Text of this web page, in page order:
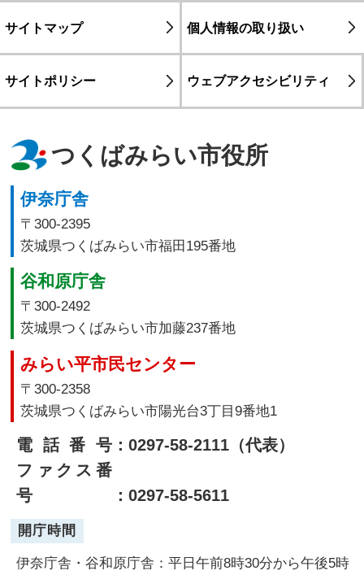
サイトマップ 個人情報の取り扱い
サイトポリシー ウェブアクセシビリティ
つくばみらい市役所
伊奈庁舎
〒300-2395
茨城県つくばみらい市福田195番地
谷和原庁舎
〒300-2492
茨城県つくばみらい市加藤237番地
みらい平市民センター
〒300-2358
茨城県つくばみらい市陽光台3丁目9番地1
電話番号：0297-58-2111（代表）
ファクス番
号
：0297-58-5611
開庁時間
伊奈庁舎・谷和原庁舎：平日午前8時30分から午後5時